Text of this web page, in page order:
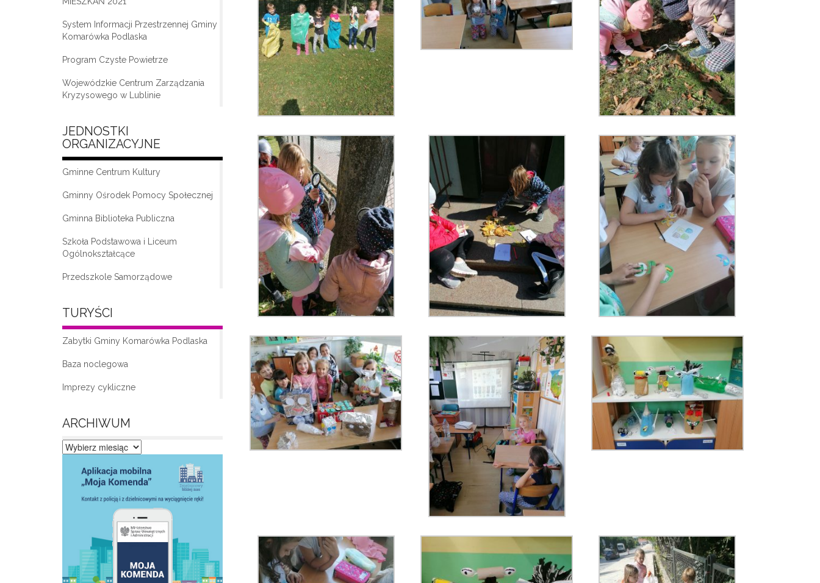
System Informacji Przestrzennej Gminy
Komarówka Podlaska
Program Czyste Powietrze
Wojewódzkie Centrum Zarządzania
Kryzysowego w Lublinie
JEDNOSTKI
ORGANIZACYJNE
Gminne Centrum Kultury
Gminny Ośrodek Pomocy Społecznej
„Moda na seniora – klub seniora w
Gminna Biblioteka Publiczna
Szkoła Podstawowa i Liceum
Ogólnokształcące
Przedszkole Samorządowe
TURYŚCI
Zabytki Gminy Komarówka Podlaska
Baza noclegowa
Imprezy cykliczne
ARCHIWUM
Archiwum